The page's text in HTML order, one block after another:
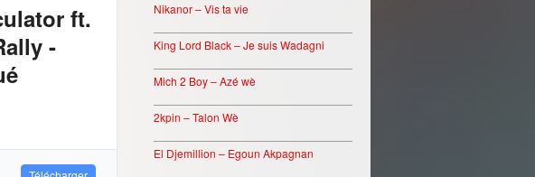
ft.
-
Nikanor – Vis ta vie
King Lord Black – Je suis Wadagni
Mich 2 Boy – Azé wè
2kpin – Talon Wè
El Djemillion – Egoun Akpagnan